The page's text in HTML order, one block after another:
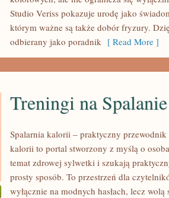
Studio Veriss pokazuje urodę jako
którym ważne są także dobór fryzury.
odbierany jako poradnik [ Read More ]
Treningi na
Spalarnia kalorii – praktyczny
kalorii to portal stworzony z myślą o
temat zdrowej sylwetki i szukają
prosty sposób. To przestrzeń dla
wyłącznie na modnych hasłach, lecz